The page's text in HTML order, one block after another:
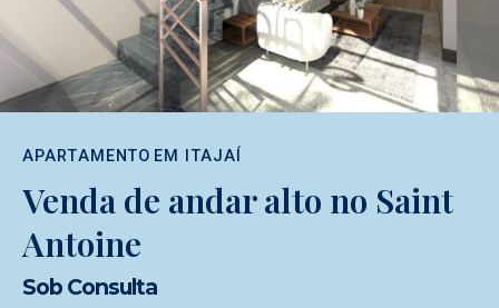
APARTAMENTO EM ITAJAÍ
Venda de andar alto no Saint
Antoine
Sob Consulta